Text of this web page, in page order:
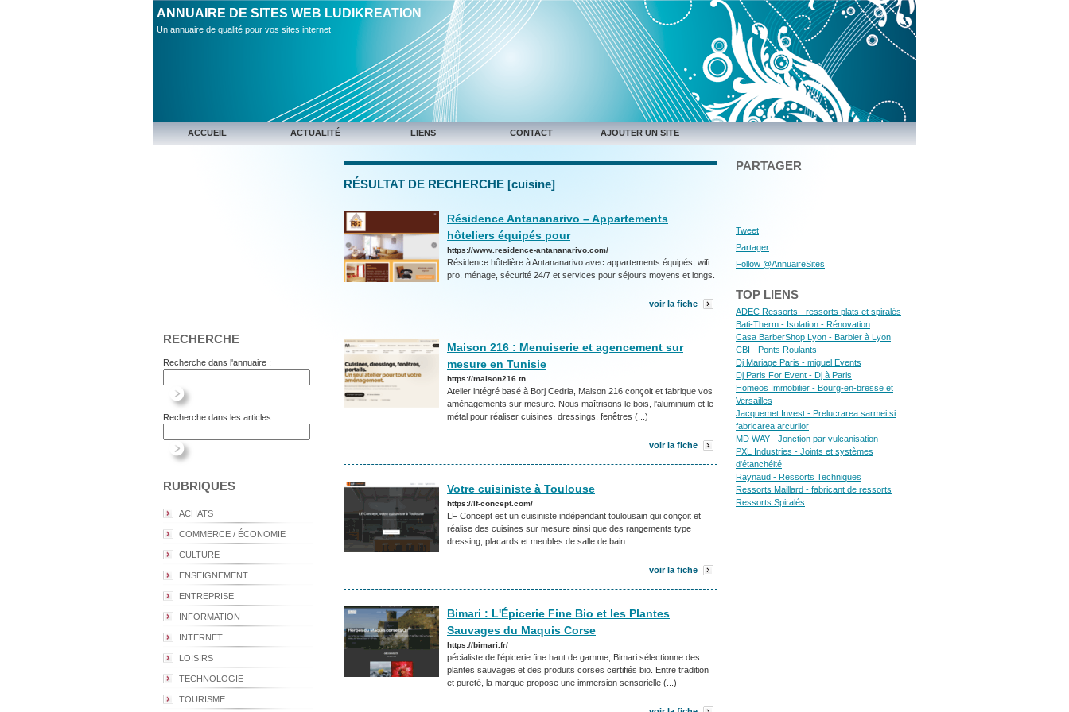
ANNUAIRE DE SITES WEB LUDIKREATION
Un annuaire de qualité pour vos sites internet
ACCUEIL ACTUALITÉ LIENS CONTACT AJOUTER UN SITE
RECHERCHE
Recherche dans l'annuaire :
Recherche dans les articles :
RUBRIQUES
ACHATS
COMMERCE / ÉCONOMIE
CULTURE
ENSEIGNEMENT
ENTREPRISE
INFORMATION
INTERNET
LOISIRS
TECHNOLOGIE
TOURISME
RÉSULTAT DE RECHERCHE [cuisine]
Résidence Antananarivo – Appartements
hôteliers équipés pour
https://www.residence-antananarivo.com/
Résidence hôtelière à Antananarivo avec appartements équipés, wifi
pro, ménage, sécurité 24/7 et services pour séjours moyens et longs.
voir la fiche
Maison 216 : Menuiserie et agencement sur
mesure en Tunisie
https://maison216.tn
Atelier intégré basé à Borj Cedria, Maison 216 conçoit et fabrique vos
aménagements sur mesure. Nous maîtrisons le bois, l'aluminium et le
métal pour réaliser cuisines, dressings, fenêtres (...)
voir la fiche
Votre cuisiniste à Toulouse
https://lf-concept.com/
LF Concept est un cuisiniste indépendant toulousain qui conçoit et
réalise des cuisines sur mesure ainsi que des rangements type
dressing, placards et meubles de salle de bain.
voir la fiche
Bimari : L'Épicerie Fine Bio et les Plantes
Sauvages du Maquis Corse
https://bimari.fr/
pécialiste de l'épicerie fine haut de gamme, Bimari sélectionne des
plantes sauvages et des produits corses certifiés bio. Entre tradition
et pureté, la marque propose une immersion sensorielle (...)
PARTAGER
Tweet
Partager
Follow @AnnuaireSites
TOP LIENS
ADEC Ressorts - ressorts plats et spiralés
Bati-Therm - Isolation - Rénovation
Casa BarberShop Lyon - Barbier à Lyon
CBI - Ponts Roulants
Dj Mariage Paris - miguel Events
Dj Paris For Event - Dj à Paris
Homeos Immobilier - Bourg-en-bresse et
Versailles
Jacquemet Invest - Prelucrarea sarmei si
fabricarea arcurilor
MD WAY - Jonction par vulcanisation
PXL Industries - Joints et systèmes
d'étanchéité
Raynaud - Ressorts Techniques
Ressorts Maillard - fabricant de ressorts
Ressorts Spiralés